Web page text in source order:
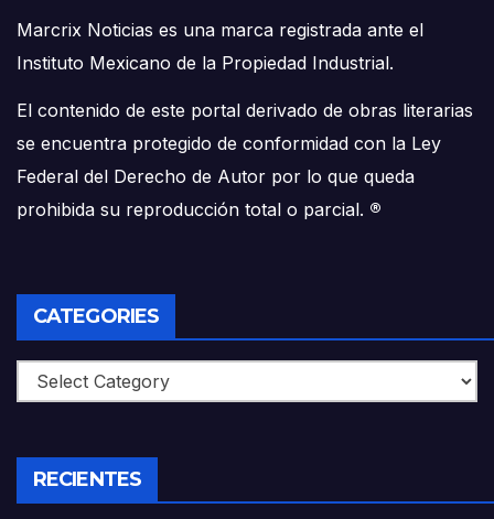
Marcrix Noticias es una marca registrada ante el
Instituto Mexicano de la Propiedad Industrial.
El contenido de este portal derivado de obras literarias
se encuentra protegido de conformidad con la Ley
Federal del Derecho de Autor por lo que queda
prohibida su reproducción total o parcial. ®
CATEGORIES
Categories
RECIENTES